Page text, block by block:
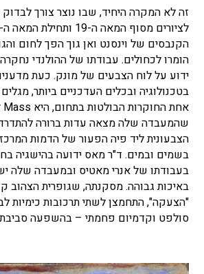
זה לא המקרה היחיד, שבו נוצר צורך
הקנבסים של וינסנט ואן גוך הפך לחום
הומרו לכחולים. עבודתו של ההולנדי
ידוע על לוח הצבעים של מונק. כעת
בטכנולוגיה ובכלים העדכניים ביותר,
שהמעבדה שלה מצאה עדות ברורה
הצבעונית ליד פיה הפעור של הדמות
בשמים ובמים. ד"ר מאס ידועה בהישגיה
בעבודתו של אנרי מאטיס ובמעבדה שלה
באיכות גבוהה. מסקנתה, שגופרית הצהוב
"הצעקה", התחמצן לשתי תרכובות כימיות
סולפט וקדמיום פחמתי – בהשפעה